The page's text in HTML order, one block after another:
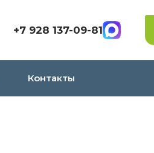
+7 928 137-09-81
Контакты